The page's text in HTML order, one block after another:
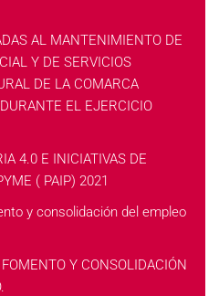
AL MANTENIMIENTO DE
Y DE SERVICIOS
DE LA COMARCA
EL EJERCICIO
4.0 E INICIATIVAS DE
( PAIP) 2021
y consolidación del empleo
Y CONSOLIDACIÓN